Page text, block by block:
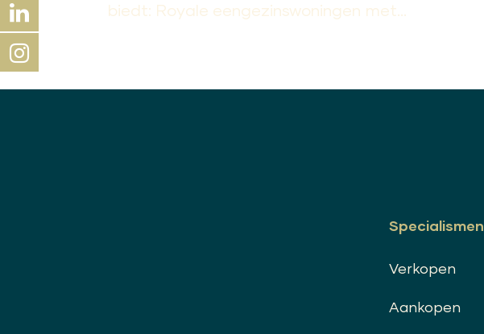
biedt: Royale eengezinswoningen met...
Specialismen
Verkopen
Aankopen